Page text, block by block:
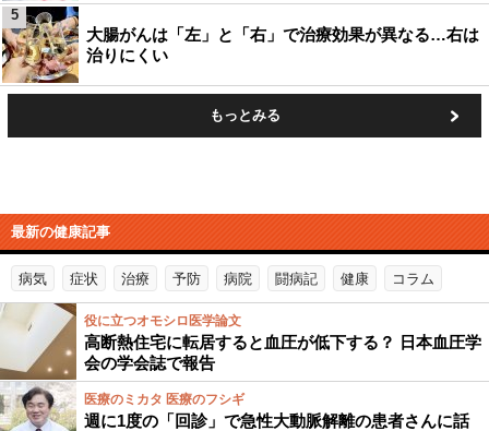
大腸がんは「左」と「右」で治療効果が異なる…右は
治りにくい
5
もっとみる
最新の健康記事
病気 症状 治療 予防 病院 闘病記 健康 コラム
役に立つオモシロ医学論文
高断熱住宅に転居すると血圧が低下する？ 日本血圧学
会の学会誌で報告
医療のミカタ 医療のフシギ
週に1度の「回診」で急性大動脈解離の患者さんに話